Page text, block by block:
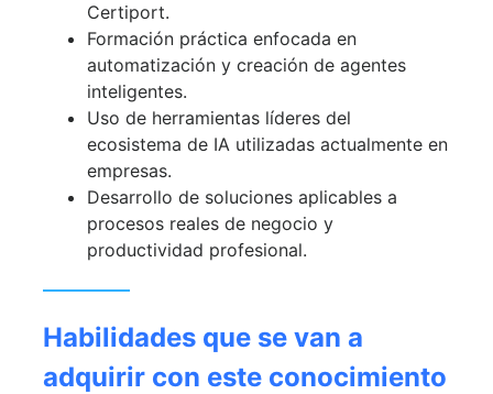
Certiport.
Formación práctica enfocada en
automatización y creación de agentes
inteligentes.
Uso de herramientas líderes del
ecosistema de IA utilizadas actualmente en
empresas.
Desarrollo de soluciones aplicables a
procesos reales de negocio y
productividad profesional.
Habilidades que se van a
adquirir con este conocimiento